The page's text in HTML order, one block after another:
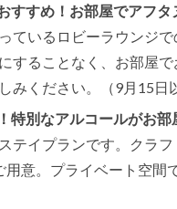
すすめ！お部屋でアフ
ているロビーラウンジ
することなく、お部屋
みください。（9月15日
特別なアルコールがお
テイプランです。クラ
用意。プライベート空